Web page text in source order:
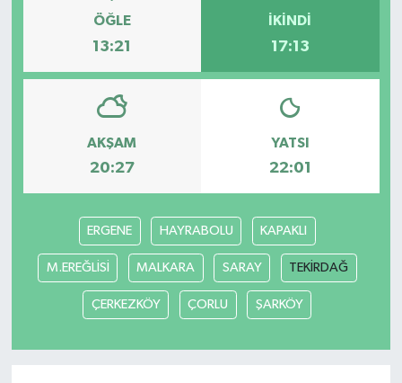
ÖĞLE
13:21
İKINDI
17:13
AKŞAM
20:27
YATSI
22:01
ERGENE HAYRABOLU KAPAKLI
M.EREĞLİSİ MALKARA SARAY TEKİRDAĞ
ÇERKEZKÖY ÇORLU ŞARKÖY
YAZARLAR
RESMİ İLAN